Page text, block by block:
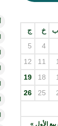
خ ج
الأول »
4
5
11
12
18
19
25
26